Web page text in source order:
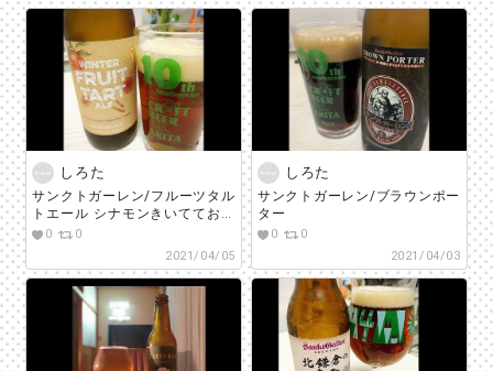
#sakestagram #beer
#craftbeer #beerlover #ビール
#faryeastbrewing #クラフトビ
ール #ビアスタグラム #飲酒タ
グラム #宅飲み #家飲み #ビー
ル好きな人と繋がりたい #ビー
ルで明日を幸せに #ビールうま
ールも感じます！ 甘いもの欲し
くなる！ #beerstagram
#sakestagram #beer
#craftbeer #beerlover #ビール
#stonebrewing #ビアスタグラ
ム #飲酒タグラム
しろた
サンクトガーレン/フルーツタル
トエール シナモンきいてておい
しい☺️
0
0
2021/04/05
しろた
サンクトガーレン/ブラウンポー
ター
0
0
2021/04/03